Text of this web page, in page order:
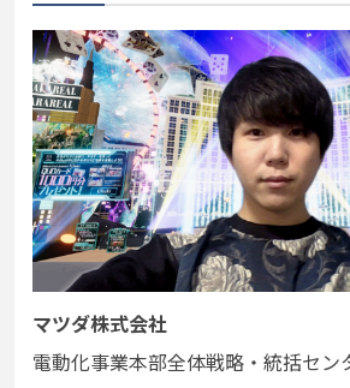
マツダ株式会社
電動化事業本部全体戦略・統括セ